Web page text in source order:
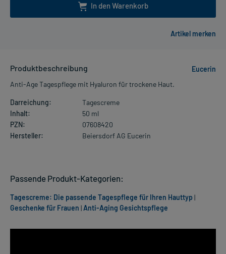
In den Warenkorb
Produktbeschreibung
Eucerin
Anti-Age Tagespflege mit Hyaluron für trockene Haut.
Darreichung:
Tagescreme
Inhalt:
50 ml
PZN:
07608420
Hersteller:
Beiersdorf AG Eucerin
Passende Produkt-Kategorien:
Tagescreme: Die passende Tagespflege für Ihren Hauttyp |
Geschenke für Frauen |Anti-Aging Gesichtspflege